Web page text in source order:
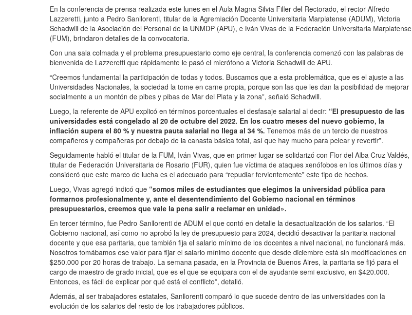
En la conferencia de prensa realizada este lunes en el Aula Magna Silvia Filler del Rectorado, el rector Alfredo
Lazzeretti, junto a Pedro Sanllorenti, titular de la Agremiación Docente Universitaria Marplatense (ADUM), Victoria
Schadwill de la Asociación del Personal de la UNMDP (APU), e Iván Vivas de la Federación Universitaria Marplatense
(FUM), brindaron detalles de la convocatoria.
Con una sala colmada y el problema presupuestario como eje central, la conferencia comenzó con las palabras de
bienvenida de Lazzeretti que rápidamente le pasó el micrófono a Victoria Schadwill de APU.
“Creemos fundamental la participación de todas y todos. Buscamos que a esta problemática, que es el ajuste a las
Universidades Nacionales, la sociedad la tome en carne propia, porque son las que les dan la posibilidad de mejorar
socialmente a un montón de pibes y pibas de Mar del Plata y la zona”, señaló Schadwill.
Luego, la referente de APU explicó en términos porcentuales el desfasaje salarial al decir: “El presupuesto de las
universidades está congelado al 20 de octubre del 2022. En los cuatro meses del nuevo gobierno, la
inflación supera el 80 % y nuestra pauta salarial no llega al 34 %. Tenemos más de un tercio de nuestros
compañeros y compañeras por debajo de la canasta básica total, así que hay mucho para pelear y revertir”.
Seguidamente habló el titular de la FUM, Iván Vivas, que en primer lugar se solidarizó con Flor del Alba Cruz Valdés,
titular de Federación Universitaria de Rosario (FUR), quien fue víctima de ataques xenófobos en los últimos días y
consideró que este marco de lucha es el adecuado para “repudiar fervientemente” este tipo de hechos.
Luego, Vivas agregó indicó que “somos miles de estudiantes que elegimos la universidad pública para
formarnos profesionalmente y, ante el desentendimiento del Gobierno nacional en términos
presupuestarios, creemos que vale la pena salir a reclamar en unidad».
En tercer término, fue Pedro Sanllorenti de ADUM el que contó en detalle la desactualización de los salarios. “El
Gobierno nacional, así como no aprobó la ley de presupuesto para 2024, decidió desactivar la paritaria nacional
docente y que esa paritaria, que también fija el salario mínimo de los docentes a nivel nacional, no funcionará más.
Nosotros tomábamos ese valor para fijar el salario mínimo docente que desde diciembre está sin modificaciones en
$250.000 por 20 horas de trabajo. La semana pasada, en la Provincia de Buenos Aires, la paritaria se fijó para el
cargo de maestro de grado inicial, que es el que se equipara con el de ayudante semi exclusivo, en $420.000.
Entonces, es fácil de explicar por qué está el conflicto”, detalló.
Además, al ser trabajadores estatales, Sanllorenti comparó lo que sucede dentro de las universidades con la
evolución de los salarios del resto de los trabajadores públicos.